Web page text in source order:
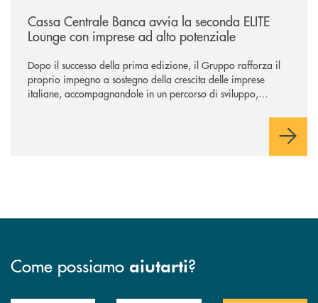
Cassa Centrale Banca avvia la seconda ELITE
Lounge con imprese ad alto potenziale
Dopo il successo della prima edizione, il Gruppo rafforza il
proprio impegno a sostegno della crescita delle imprese
italiane, accompagnandole in un percorso di sviluppo,
Come possiamo aiutarti?